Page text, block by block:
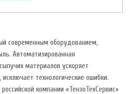
современным оборудованием,
Автоматизированная
материалов ускоряет
технологические ошибки.
компании «ТензоТехСервис»